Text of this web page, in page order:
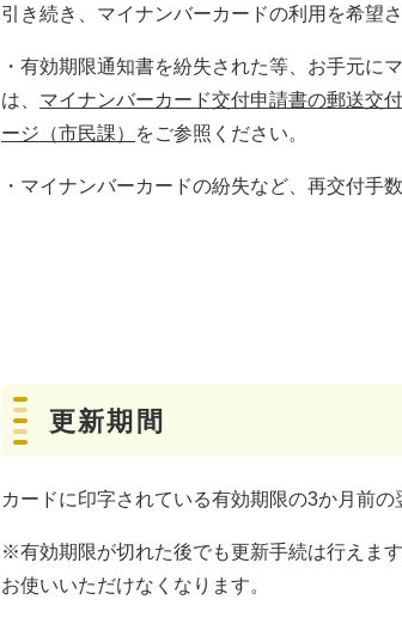
引き続き、マイナンバーカードの利用を希望
・有効期限通知書を紛失された等、お手元に
は、 マイナンバーカード交付申請書の郵送交
ージ（市民課）
をご参照ください。
・マイナンバーカードの紛失など、再交付手
更新期間
カードに印字されている有効期限の3か月前
※有効期限が切れた後でも更新手続は行えま
お使いいただけなくなります。